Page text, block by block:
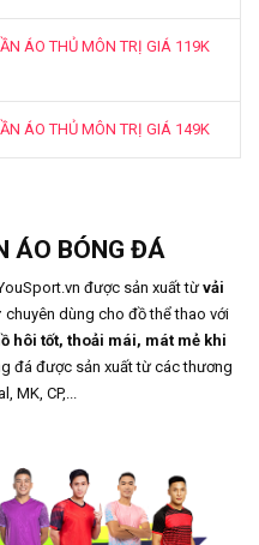
ÁO THỦ MÔN TRỊ GIÁ 119K
ÁO THỦ MÔN TRỊ GIÁ 149K
ÁO BÓNG ĐÁ
được sản xuất từ vải
chuyên dùng cho đồ thể thao với
hôi tốt, thoải mái, mát mẻ khi
đá được sản xuất từ các thương
MK, CP,...